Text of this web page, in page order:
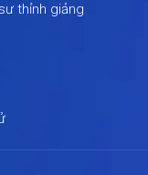
thỉnh giảng